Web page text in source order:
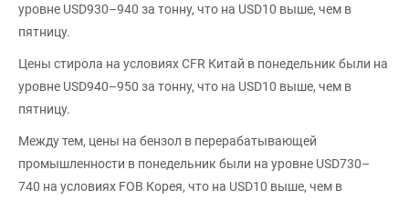
уровне USD930–940 за тонну, что на USD10 выше, чем в
пятницу.
Цены стирола на условиях CFR Китай в понедельник были на
уровне USD940–950 за тонну, что на USD10 выше, чем в
пятницу.
Между тем, цены на бензол в перерабатывающей
промышленности в понедельник были на уровне USD730–
740 на условиях FOB Корея, что на USD10 выше, чем в